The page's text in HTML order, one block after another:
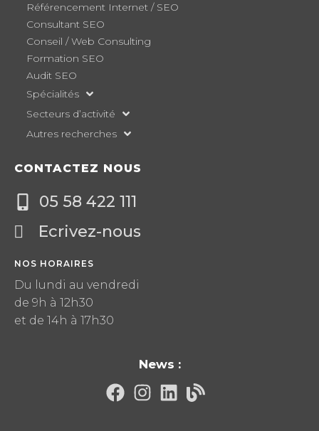
Référencement Internet / SEO
Consultant SEO
Conseil / Web Consulting
Formation SEO
Audit SEO
Spécialités
Secteurs d’activité
Autres recherches
CONTACTEZ NOUS
05 58 422 111
Ecrivez-nous
NOS HORAIRES
Du lundi au vendredi
de 9h à 12h30
et de 14h à 17h30
News :